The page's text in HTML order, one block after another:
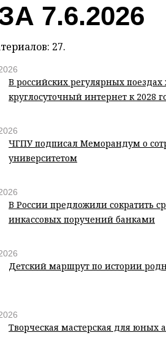
7.6.2026
27.
В российских регулярных поездах
круглосуточный интернет к 2028
ЧГПУ подписал Меморандум о
университетом
В России предложили сократить
инкассовых поручений банками
Детский маршрут по истории
Творческая мастерская для юных